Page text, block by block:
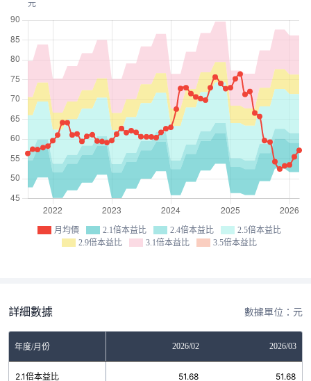
月均價 2.1倍本益比 2.4倍本益比
2.5倍本益比
2.9倍本益比
3.1倍本益比 3.5倍本益比
詳細數據 數據單位：元
年度/月份 2026/02 2026/03
2.1倍本益比 51.68 51.68